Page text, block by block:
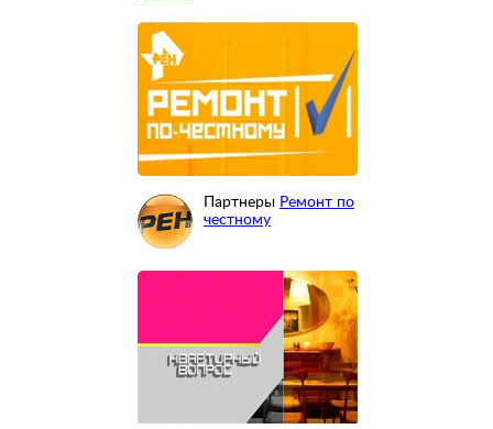
Партнеры Ремонт по
честному